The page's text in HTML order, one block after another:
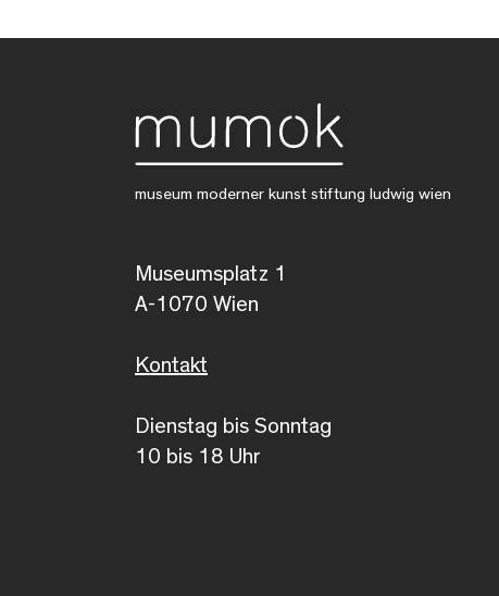
museum moderner kunst stiftung ludwig wien
Museumsplatz 1
A-1070 Wien
Kontakt
Dienstag bis Sonntag
10 bis 18 Uhr